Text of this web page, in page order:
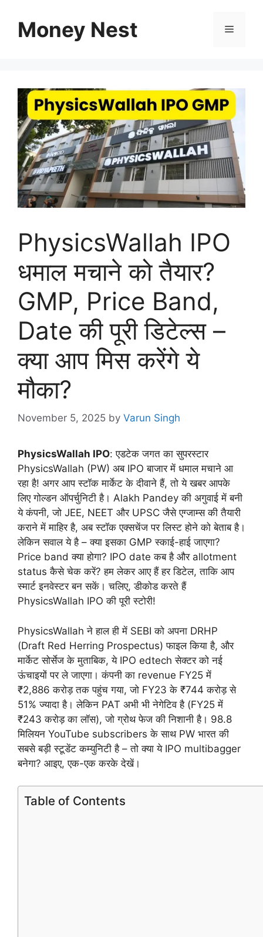
contentMoney Nest Menu
PhysicsWallah IPO
धमाल मचाने को तैयार?
GMP, Price Band,
Date की पूरी डिटेल्स –
क्या आप मिस करेंगे ये
मौका?
November 5, 2025 by Varun Singh
PhysicsWallah IPO: एडटेक जगत का सुपरस्टार
PhysicsWallah (PW) अब IPO बाजार में धमाल मचाने आ
रहा है! अगर आप स्टॉक मार्केट के दीवाने हैं, तो ये खबर आपके
लिए गोल्डन ऑपर्चुनिटी है। Alakh Pandey की अगुवाई में बनी
ये कंपनी, जो JEE, NEET और UPSC जैसे एग्जाम्स की तैयारी
कराने में माहिर है, अब स्टॉक एक्सचेंज पर लिस्ट होने को बेताब है।
लेकिन सवाल ये है – क्या इसका GMP स्काई-हाई जाएगा?
Price band क्या होगा? IPO date कब है और allotment
status कैसे चेक करें? हम लेकर आए हैं हर डिटेल, ताकि आप
स्मार्ट इनवेस्टर बन सकें। चलिए, डीकोड करते हैं
PhysicsWallah IPO की पूरी स्टोरी!
PhysicsWallah ने हाल ही में SEBI को अपना DRHP
(Draft Red Herring Prospectus) फाइल किया है, और
मार्केट सोर्सेज के मुताबिक, ये IPO edtech सेक्टर को नई
ऊंचाइयों पर ले जाएगा। कंपनी का revenue FY25 में
₹2,886 करोड़ तक पहुंच गया, जो FY23 के ₹744 करोड़ से
51% ज्यादा है। लेकिन PAT अभी भी नेगेटिव है (FY25 में
₹243 करोड़ का लॉस), जो ग्रोथ फेज की निशानी है। 98.8
मिलियन YouTube subscribers के साथ PW भारत की
सबसे बड़ी स्टूडेंट कम्युनिटी है – तो क्या ये IPO multibagger
बनेगा? आइए, एक-एक करके देखें।
Table of Contents